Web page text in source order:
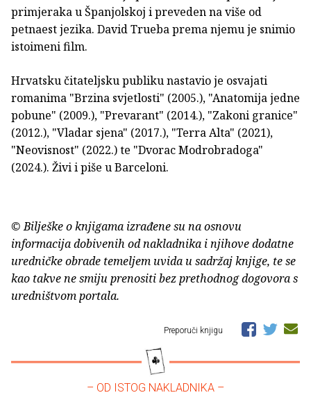
primjeraka u Španjolskoj i preveden na više od
petnaest jezika. David Trueba prema njemu je snimio
istoimeni film.
Hrvatsku čitateljsku publiku nastavio je osvajati
romanima "Brzina svjetlosti" (2005.), "Anatomija jedne
pobune" (2009.), "Prevarant" (2014.), "Zakoni granice"
(2012.), "Vladar sjena" (2017.), "Terra Alta" (2021),
"Neovisnost" (2022.) te "Dvorac Modrobradoga"
(2024.). Živi i piše u Barceloni.
© Bilješke o knjigama izrađene su na osnovu
informacija dobivenih od nakladnika i njihove dodatne
uredničke obrade temeljem uvida u sadržaj knjige, te se
kao takve ne smiju prenositi bez prethodnog dogovora s
uredništvom portala.
Preporuči knjigu
– OD ISTOG NAKLADNIKA –